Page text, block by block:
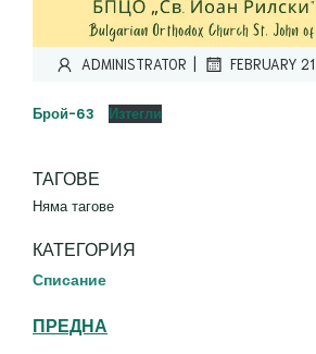
ADMINISTRATOR | FEBRUARY 21
Брой-63 Изтегли
ТАГОВЕ
Няма тагове
КАТЕГОРИЯ
Списание
ПРЕДНА